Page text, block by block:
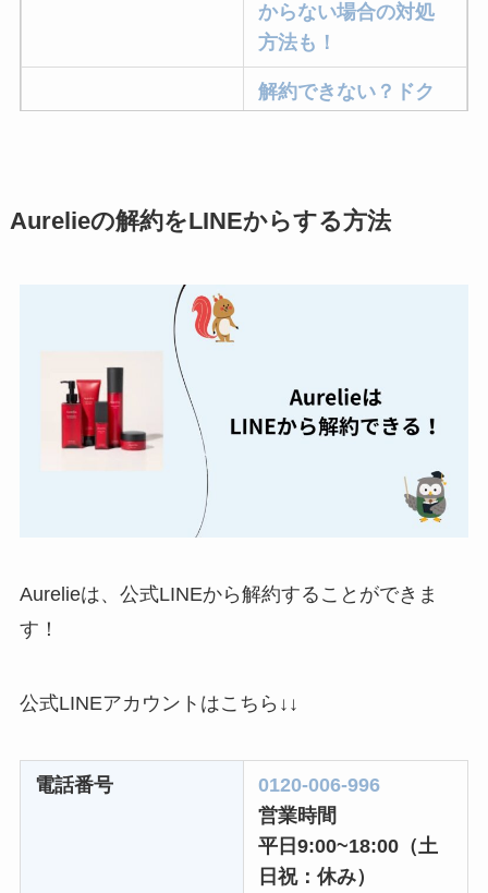
からない場合の対処
方法も！
解約できない？ドク
ミュゼプラチナムの
解約方法まとめ！契
ベストタイミングを
詳しく解説！
ユンス美容液の解約
まとめ！電話が繋が
なにわサプリ
る方法ある？
ニューZの解約まと
め！電話が繋がらな
い時の裏ワザ
解約できない？バロ
Aurelieの解約をLINEからする方法
Aurelieは、公式LINEから解約することができま
す！
公式LINEアカウントはこちら↓↓
電話番号
0120-006-996
営業時間
平日9:00~18:00（土
日祝：休み）